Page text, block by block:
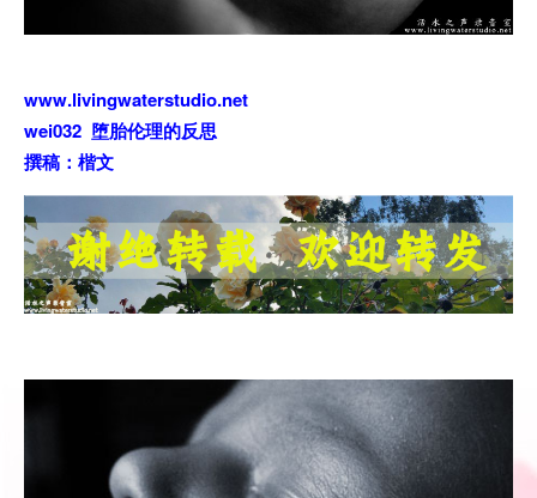
www.livingwaterstudio.net
wei032 堕胎伦理的反思
撰稿：楷文